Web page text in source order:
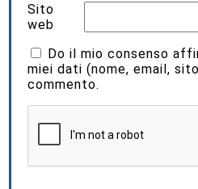
Sito
web
Do il mio consenso
miei dati (nome, email,
commento.